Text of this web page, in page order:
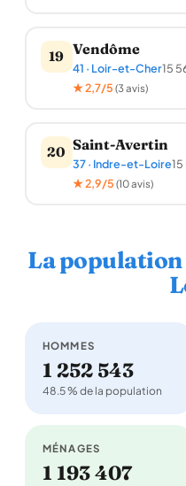
19 Vendôme
41 · Loir-et-Cher15
★ 2,7/5 (3 avis)
20 Saint-Avertin
37 · Indre-et-Loire
★ 2,9/5 (10 avis)
La population
HOMMES
1 252 543
48.5 % de la population
MÉNAGES
1 193 407